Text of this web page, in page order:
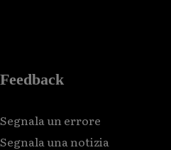
Feedback
Segnala un errore
Segnala una notizia